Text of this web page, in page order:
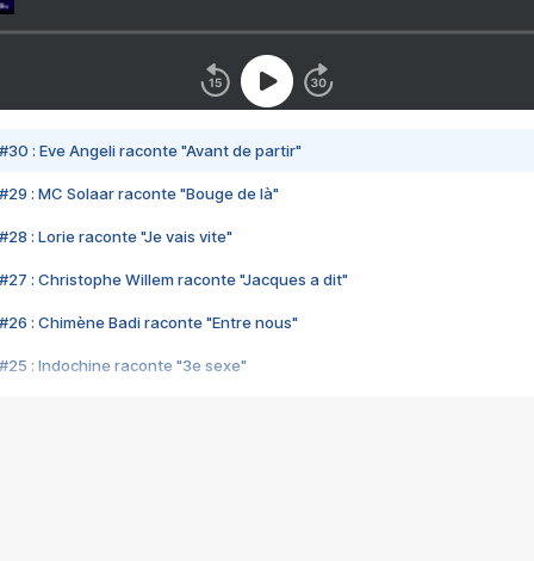
#30 : Eve Angeli raconte "Avant de partir"
#29 : MC Solaar raconte "Bouge de là"
#28 : Lorie raconte "Je vais vite"
#27 : Christophe Willem raconte "Jacques a dit"
#26 : Chimène Badi raconte "Entre nous"
#25 : Indochine raconte "3e sexe"